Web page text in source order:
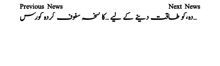
Previous News
الشفاء نیچرل ہربل فارما کا نسخہ سفوف گردہ کورس
Next News
معجون،کمراور،گردہ،کو طاقت دینے کے لیے